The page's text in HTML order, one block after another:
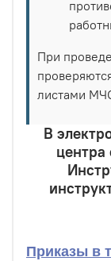
При
листами
В
Приказы в